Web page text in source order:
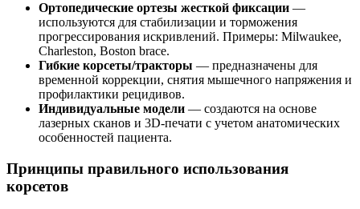
Ортопедические ортезы жесткой фиксации —
используются для стабилизации и торможения
прогрессирования искривлений. Примеры: Milwaukee,
Charleston, Boston brace.
Гибкие корсеты/тракторы — предназначены для
временной коррекции, снятия мышечного напряжения и
профилактики рецидивов.
Индивидуальные модели — создаются на основе
лазерных сканов и 3D-печати с учетом анатомических
особенностей пациента.
Принципы правильного использования
корсетов